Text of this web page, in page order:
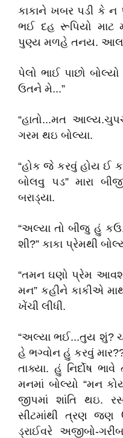
કાકાને ખબર પડી કે ન
ભઈ દહ રૂપિયો માટ
પુણ્ય મળહે તનય. આલ દે
પેલો ભાઈ પાછો
ઉતને મે...”
“હાતો...મત
ગરમ થઇ બોલ્યા.
“હોક જે કરવું હોય ઈ
બોલવુ પડ” મારા
બરાડ્યા.
“અલ્યા તો બીજુ હું
શી?” કાકા પ્રેમથી
“તમન ઘણો પ્રેમ
મન” કહીને કાકીએ
ખેંચી લીધી.
“અલ્યા ભઈ...તુય શું?
હે ભગ્વોન હું કરવું
તાક્યા. હું નિર્દોષ
મનમાં બોલ્યો “મન
જીપમાં શાંતિ થઇ.
સીટમાંથી ત્રણ
ડ્રાઈવરે અજીબો-